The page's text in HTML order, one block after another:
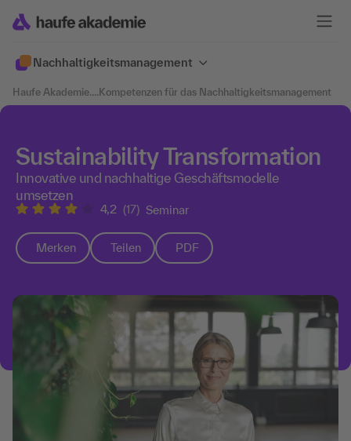
Nachhaltigkeits­management
Haufe Akademie....Kompetenzen für das Nachhaltigkeitsmanagement
Sustainability Transformation
Innovative und nachhaltige Geschäftsmodelle
umsetzen
4,2 (17) Seminar
Merken Teilen PDF